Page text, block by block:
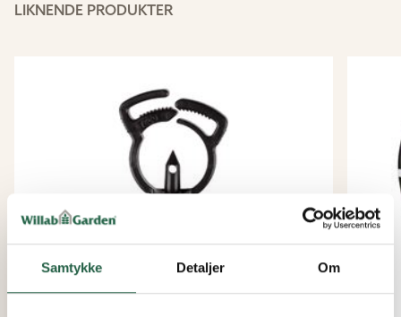
Samtykke Detaljer Om
LIKNENDE PRODUKTER